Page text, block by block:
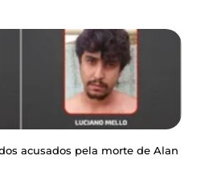
acusados pela morte de Alan